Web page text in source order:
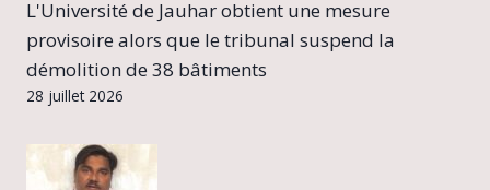
L'Université de Jauhar obtient une mesure
provisoire alors que le tribunal suspend la
démolition de 38 bâtiments
28 juillet 2026